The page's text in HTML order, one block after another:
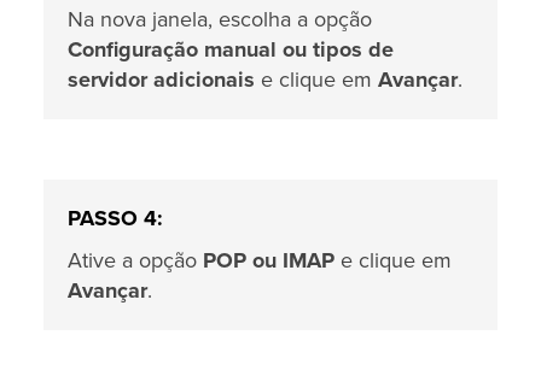
Na nova janela, escolha a opção
Configuração manual ou tipos de
servidor adicionais e clique em Avançar.
PASSO 4:
Ative a opção POP ou IMAP e clique em
Avançar.